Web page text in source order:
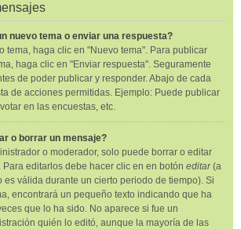
nuevo tema o enviar una respuesta?
tema, haga clic en "Nuevo tema". Para publicar
haga clic en "Enviar respuesta". Seguramente
de poder publicar y responder. Abajo de cada
de acciones permitidas. Ejemplo: Puede publicar
en las encuestas, etc.
o borrar un mensaje?
o moderador, solo puede borrar o editar
editarlos debe hacer clic en en botón editar(a
es válida durante un cierto periodo de tiempo). Si
encontrará un pequeño texto indicando que ha
que lo ha sido. No aparece si fue un
quién lo editó, aunque la mayoría de las